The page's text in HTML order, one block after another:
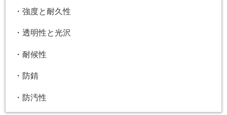
・強度と耐久性
・透明性と光沢
・耐候性
・防錆
・防汚性